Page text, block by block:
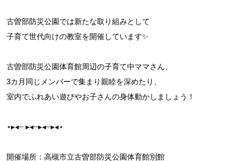
お問合せフォーム
古曽部防災公園では新たな取り組みとして
子育て世代向けの教室を開催しています✨
古曽部防災公園体育館周辺の子育て中ママさん、
3カ月同じメンバーで集まり親睦を深めたり、
室内でふれあい遊びやお子さんの身体動かしましょう！
⋆▸◂┄ ▸◂┄▸◂┄▸◂⋆
開催場所：高槻市立古曽部防災公園体育館別館